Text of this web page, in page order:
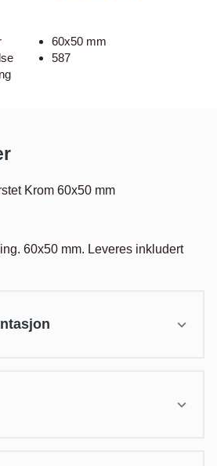
60x50 mm
587
60x50 mm. Leveres inkludert